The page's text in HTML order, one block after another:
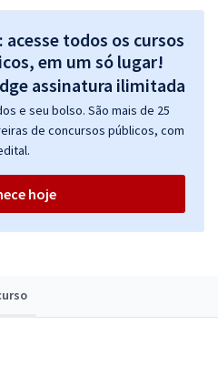
todos os cursos
em um só lugar!
e seu bolso. São mais de 25
de concursos públicos, com
hoje